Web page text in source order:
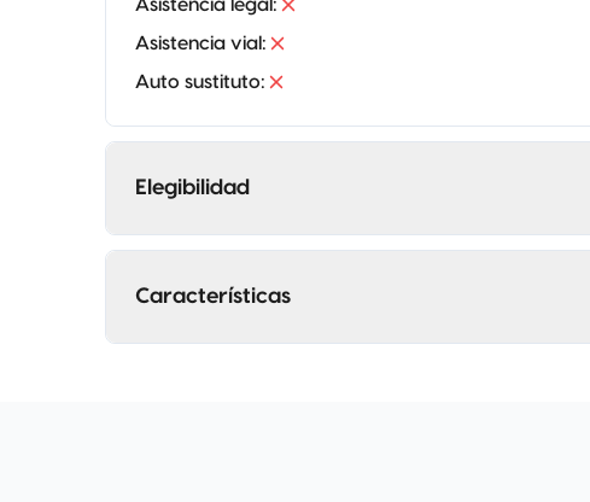
Asistencia legal :
Asistencia vial :
Auto sustituto:
Elegibilidad
Características